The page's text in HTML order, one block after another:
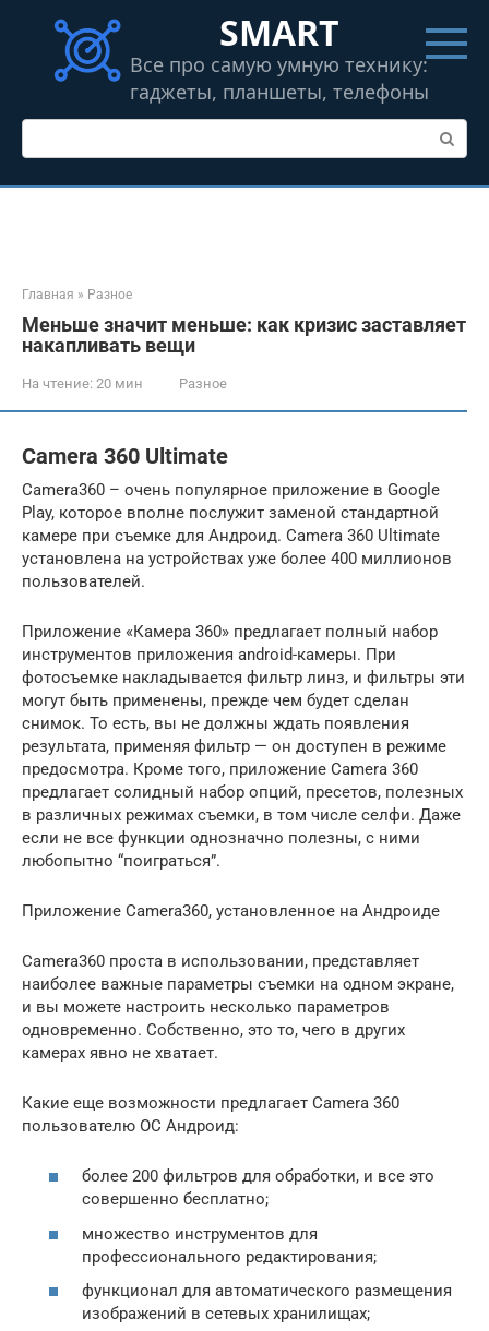
контенту
SMART
Все про самую умную технику:
гаджеты, планшеты, телефоны
Поиск:
Главная » Разное
Меньше значит меньше: как кризис заставляет
накапливать вещи
На чтение: 20 мин Разное
Camera 360 Ultimate
Camera360 – очень популярное приложение в Google
Play, которое вполне послужит заменой стандартной
камере при съемке для Андроид. Camera 360 Ultimate
установлена на устройствах уже более 400 миллионов
пользователей.
Приложение «Камера 360» предлагает полный набор
инструментов приложения android-камеры. При
фотосъемке накладывается фильтр линз, и фильтры эти
могут быть применены, прежде чем будет сделан
снимок. То есть, вы не должны ждать появления
результата, применяя фильтр — он доступен в режиме
предосмотра. Кроме того, приложение Camera 360
предлагает солидный набор опций, пресетов, полезных
в различных режимах съемки, в том числе селфи. Даже
если не все функции однозначно полезны, с ними
любопытно “поиграться”.
Приложение Camera360, установленное на Андроиде
Camera360 проста в использовании, представляет
наиболее важные параметры съемки на одном экране,
и вы можете настроить несколько параметров
одновременно. Собственно, это то, чего в других
камерах явно не хватает.
Какие еще возможности предлагает Camera 360
пользователю ОС Андроид:
более 200 фильтров для обработки, и все это
совершенно бесплатно;
множество инструментов для
профессионального редактирования;
функционал для автоматического размещения
изображений в сетевых хранилищах;